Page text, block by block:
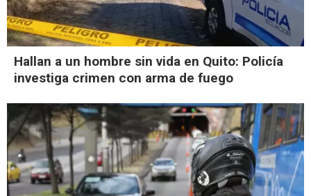
Hallan a un hombre sin vida en Quito: Policía
investiga crimen con arma de fuego